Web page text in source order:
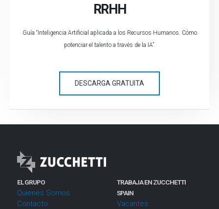
RRHH
Guía “Inteligencia Artificial aplicada a los Recursos Humanos. Cómo
potenciar el talento a través de la IA”.
DESCARGA GRATUITA
EL GRUPO
Quienes Somos
Contacto
TRABAJA EN ZUCCHETTI
SPAIN
Vacantes